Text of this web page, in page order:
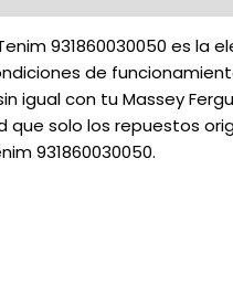
931860030050 es la
de
con tu Massey
solo los repuestos
931860030050.